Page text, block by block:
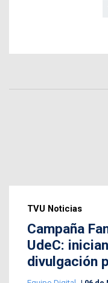
TVU Noticias
Campaña
UdeC:
divulgación